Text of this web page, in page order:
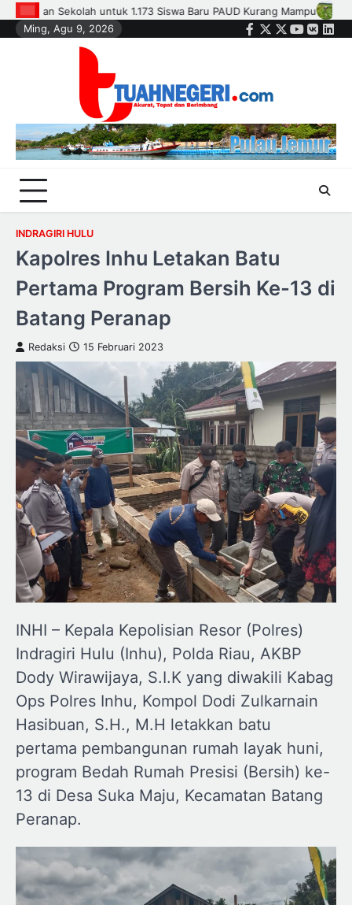
Skip
to
Mampu
Polsek Kandis dan Petani Bersinergi, Jaga Jagung
Ming, Agu 9, 2026
Facebook
Twitter
Instagram
Youtube
VK
INDRAGIRI HULU
Kapolres Inhu Letakan Batu
Pertama Program Bersih Ke-13 di
Batang Peranap
Redaksi 15 Februari 2023
INHI – Kepala Kepolisian Resor (Polres)
Indragiri Hulu (Inhu), Polda Riau, AKBP
Dody Wirawijaya, S.I.K yang diwakili Kabag
Ops Polres Inhu, Kompol Dodi Zulkarnain
Hasibuan, S.H., M.H letakkan batu
pertama pembangunan rumah layak huni,
program Bedah Rumah Presisi (Bersih) ke-
13 di Desa Suka Maju, Kecamatan Batang
Peranap.